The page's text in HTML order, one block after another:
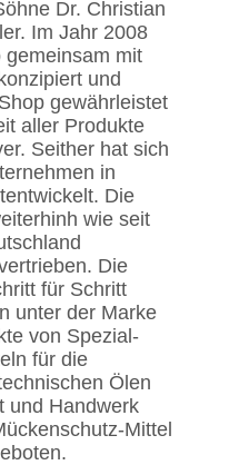
Dr. Christian
Im Jahr 2008
mit
und
gewährleistet
aller Produkte
Seither hat sich
in
Die
wie seit
Die
für Schritt
unter der Marke
von Spezial-
für die
Ölen
und Handwerk
Mittel